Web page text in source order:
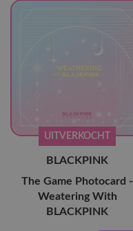
UITVERKOCHT
BLACKPINK
The Game Photocard -
Weatering With
BLACKPINK